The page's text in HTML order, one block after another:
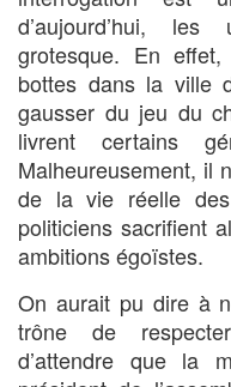
d’aujourd’hui,
grotesque. En
bottes dans la ville
gausser du jeu du
livrent certains
Malheureusement, il
de la vie réelle
politiciens sacrifient
ambitions égoïstes.
On aurait pu dire à
trône de
d’attendre que la